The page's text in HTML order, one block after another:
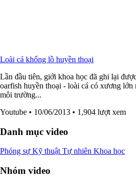
Loài cá khổng lồ huyền thoại
Lần đầu tiên, giới khoa học đã ghi lại
oarfish huyền thoại - loài cá có xương lớn
môi trường...
Youtube • 10/06/2013 • 1,904 lượt xem
Danh mục video
Phóng sự Kỹ thuật Tự nhiên Khoa học
Nhóm video